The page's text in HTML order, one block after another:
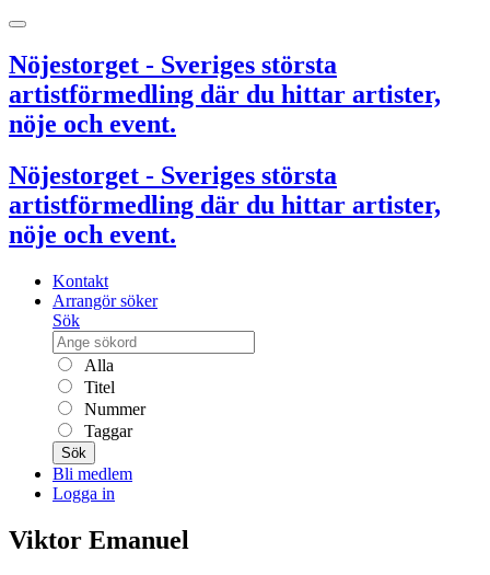
Nöjestorget - Sveriges största
artistförmedling där du hittar artister,
nöje och event.
Nöjestorget - Sveriges största
artistförmedling där du hittar artister,
nöje och event.
Kontakt
Arrangör söker
Sök
Alla
Titel
Nummer
Taggar
Sök
Bli medlem
Logga in
Viktor Emanuel